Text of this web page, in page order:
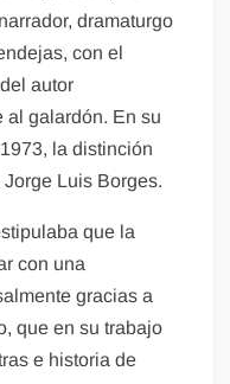
dramaturgo
con el
autor
al galardón. En su
la distinción
Luis Borges.
que la
con una
gracias a
que en su trabajo
e historia de